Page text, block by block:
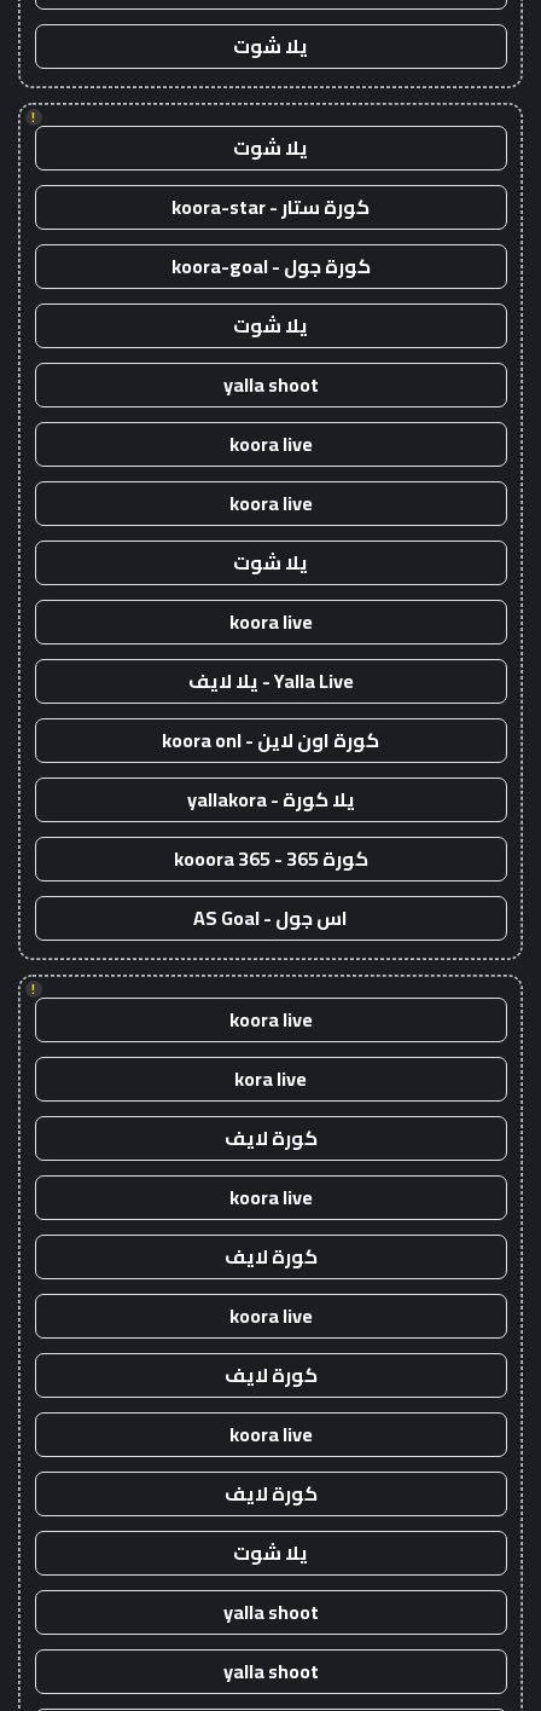
يلا شوت
!
يلا شوت
كورة ستار - koora-star
كورة جول - koora-goal
يلا شوت
yalla shoot
koora live
koora live
يلا شوت
koora live
Yalla Live - يلا لايف
كورة اون لاين - koora onl
يلا كورة - yallakora
كورة 365 - kooora 365
اس جول - AS Goal
!
koora live
kora live
كورة لايف
koora live
كورة لايف
koora live
كورة لايف
koora live
كورة لايف
يلا شوت
yalla shoot
yalla shoot